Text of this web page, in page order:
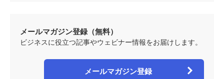
メールマガジン登録（無料）
ビジネスに役立つ記事やウェビナー情報をお届けします。
メールマガジン登録